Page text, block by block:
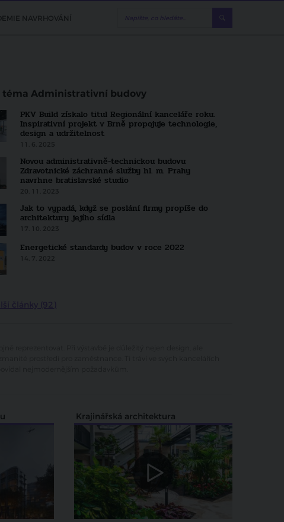
NAVRHOVÁNÍ
- Architekt Branislav
Architecture
Tropická jungle pod
téma Administrativní budovy
PKV Build získalo titul Regionální kanceláře roku.
Inspirativní projekt v Brně propojuje technologie,
design a udržitelnost
11. 6. 2025
Novou administrativně-technickou budovu
Zdravotnické záchranné služby hl. m. Prahy
navrhne bratislavské studio
20. 11. 2023
Jak to vypadá, když se poslání firmy propíše do
architektury jejího sídla
17. 10. 2023
Energetické standardy budov v roce 2022
14. 7. 2022
Krajinářská architektura